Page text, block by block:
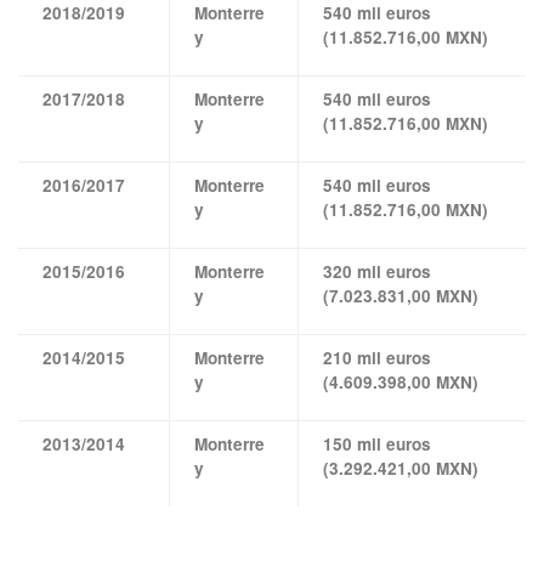
2018/2019
Monterre
y
540 mil euros
(11.852.716,00 MXN)
2017/2018
Monterre
y
540 mil euros
(11.852.716,00 MXN)
2016/2017
Monterre
y
540 mil euros
(11.852.716,00 MXN)
2015/2016
Monterre
y
320 mil euros
(7.023.831,00 MXN)
2014/2015
Monterre
y
210 mil euros
(4.609.398,00 MXN)
2013/2014
Monterre
y
150 mil euros
(3.292.421,00 MXN)